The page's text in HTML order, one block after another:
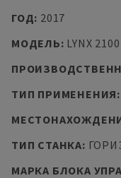
ГОД: 2017
МОДЕЛЬ: LYNX
ТИП ПРИМЕНЕНИЯ:
ТИП СТАНКА:
МАРКА БЛОКА